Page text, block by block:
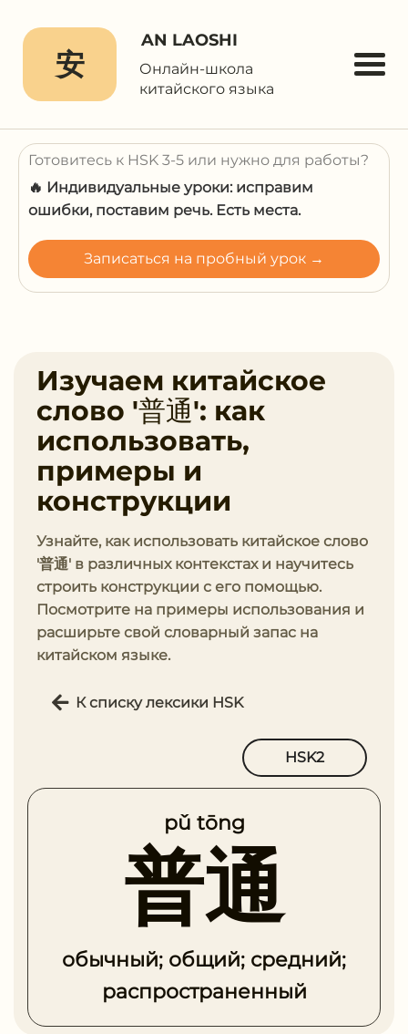
安
AN LAOSHI
Онлайн-школа
китайского языка
Готовитесь к HSK 3-5 или нужно для работы?
🔥 Индивидуальные уроки: исправим
ошибки, поставим речь. Есть места.
Записаться на пробный урок →
Изучаем китайское
слово '普通': как
использовать,
примеры и
конструкции
Узнайте, как использовать китайское слово
'普通' в различных контекстах и научитесь
строить конструкции с его помощью.
Посмотрите на примеры использования и
расширьте свой словарный запас на
китайском языке.
К списку лексики HSK
HSK2
pǔ tōng
普通
обычный; общий; средний;
распространенный